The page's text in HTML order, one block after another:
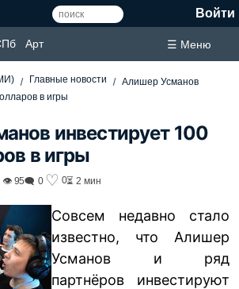
Войти
Арт ☰ Меню
Главные новости
Алишер Усманов
в игры
инвестирует 100
в игры
👁 95🗨 0 ♡ 0⏳ 2 мин
Совсем недавно стало
известно, что Алишер
Усманов и ряд
партнёров инвестируют